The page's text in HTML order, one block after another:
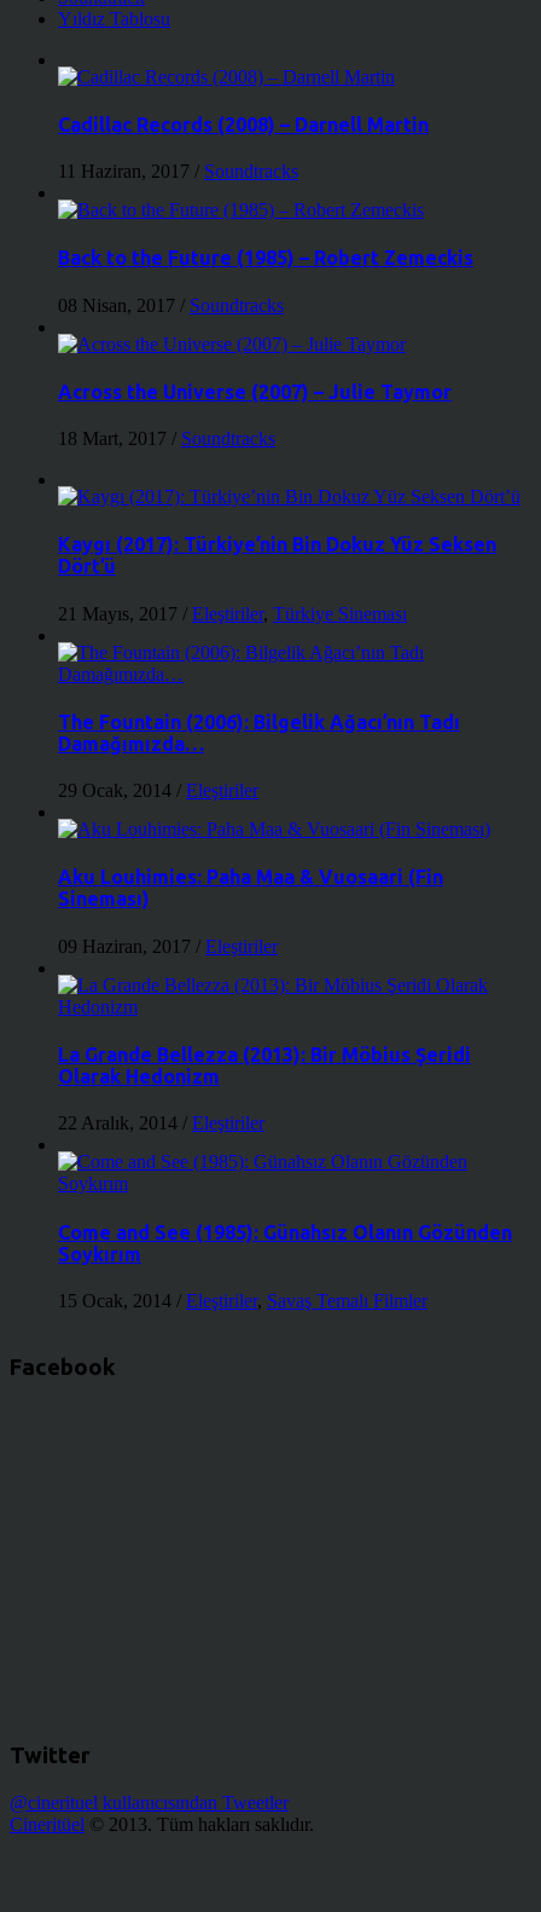
Yıldız Tablosu
Cadillac Records (2008) – Darnell Martin
11 Haziran, 2017 / Soundtracks
Back to the Future (1985) – Robert Zemeckis
08 Nisan, 2017 / Soundtracks
Across the Universe (2007) – Julie Taymor
18 Mart, 2017 / Soundtracks
Kaygı (2017): Türkiye’nin Bin Dokuz Yüz Seksen
Dört’ü
21 Mayıs, 2017 / Eleştiriler, Türkiye Sineması
The Fountain (2006): Bilgelik Ağacı’nın Tadı
Damağımızda…
29 Ocak, 2014 / Eleştiriler
Aku Louhimies: Paha Maa & Vuosaari (Fin
Sineması)
09 Haziran, 2017 / Eleştiriler
La Grande Bellezza (2013): Bir Möbius Şeridi
Olarak Hedonizm
22 Aralık, 2014 / Eleştiriler
Come and See (1985): Günahsız Olanın Gözünden
Soykırım
15 Ocak, 2014 / Eleştiriler, Savaş Temalı Filmler
Facebook
Twitter
@cinerituel kullanıcısından Tweetler
Cineritüel © 2013. Tüm hakları saklıdır.